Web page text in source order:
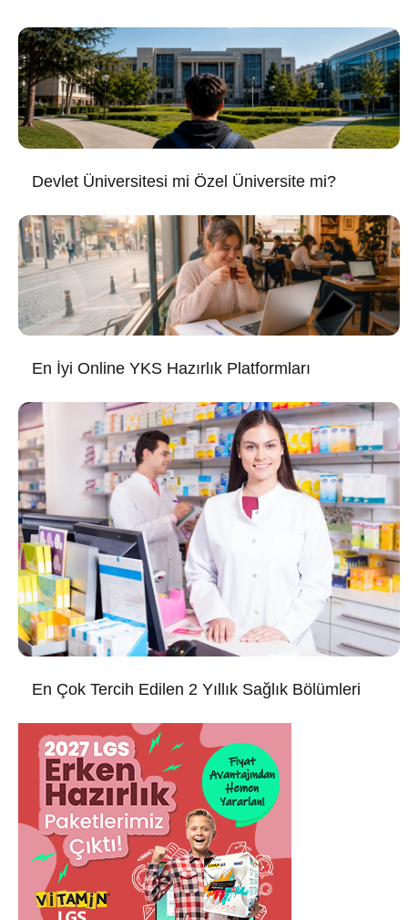
Devlet Üniversitesi mi Özel Üniversite mi?
En İyi Online YKS Hazırlık Platformları
En Çok Tercih Edilen 2 Yıllık Sağlık Bölümleri